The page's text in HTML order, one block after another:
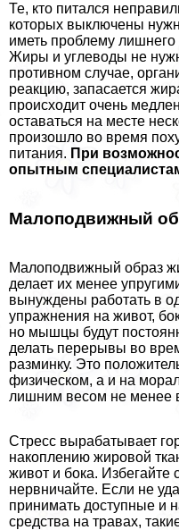
Те, кто питался
которых выключены
иметь проблему лишнего
Жиры и углеводы не
противном случае,
реакцию, запасается
происходит очень
оставаться на месте
произошло во время
питания. При
опытным
Малоподвижный
Малоподвижный образ
делает их менее
вынуждены работать в
упражнения на живот,
но мышцы будут
делать перерывы во
разминку. Это
физическом, а и на
лишним весом не менее
Стресс выpaбатывает
накоплению жировой
живот и бока. Избегайте
нервничайте. Если не
принимать доступные и
средства на травах,